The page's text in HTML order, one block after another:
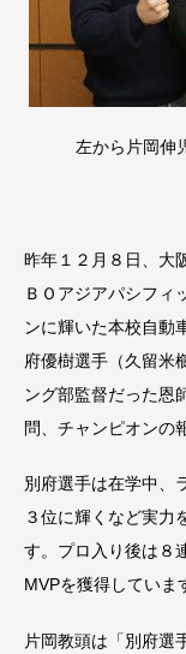
左から片岡伸
昨年１２月８日、大
Ｂ Ｏアジアパシフィ
ンに輝いた本校自動
府優樹選手（久留米
ング部監督だった恩
問、 チャンピオンの
別府選手は在学中、
３位に輝くなど実力
す。 プロ入り後は８
MVPを獲得していま
片岡教頭は「別府選